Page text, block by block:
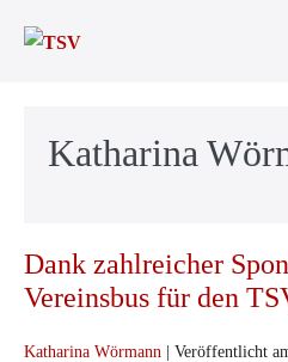
Inhalt
Katharina
Dank zahlreicher
Vereinsbus für den
Katharina Wörmann Veröffentlicht